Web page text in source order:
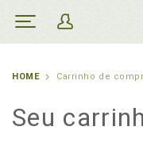
HOME Carrinho de
Seu